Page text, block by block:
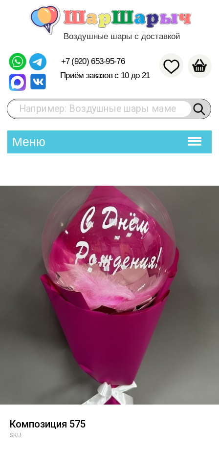
Воздушные шары с доставкой
Приём заказов с 10 до 21
Меню
Например: Воздушные шары маме
Композиция 575
SKU: